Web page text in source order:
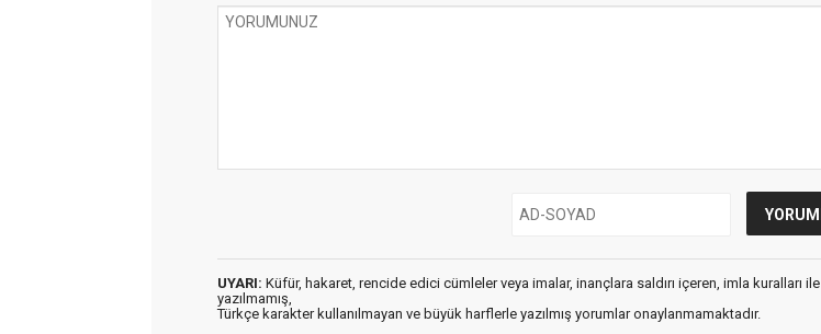
UYARI: Küfür, hakaret, rencide edici cümleler veya imalar, inançlara saldırı içeren, imla kuralları ile
yazılmamış,
Türkçe karakter kullanılmayan ve büyük harflerle yazılmış yorumlar onaylanmamaktadır.